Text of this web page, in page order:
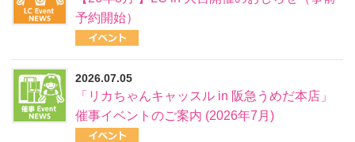
予約開始）
2026.07.05
「リカちゃんキャッスル in 阪急うめだ本店」
催事イベントのご案内 (2026年7月)